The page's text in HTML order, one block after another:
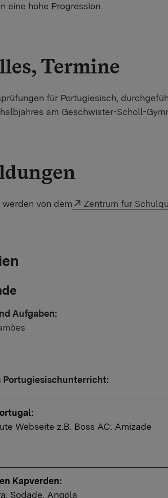
eine hohe Progression.
Termine
für Portugiesisch,
am Geschwister-Scholl-
von dem Externer Link:
Zentrum für
Aufgaben:
Portugiesischunterricht:
Webseite z.B. Boss AC: Amizade
Kapverden:
Sodade, Angola